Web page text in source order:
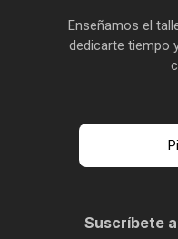
Enseñamos el
dedicarte tiempo
Suscríbete